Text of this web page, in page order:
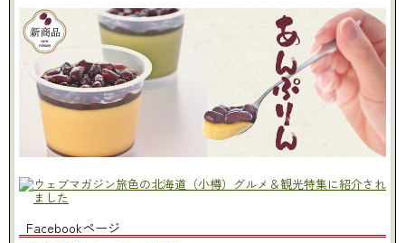
Facebookページ